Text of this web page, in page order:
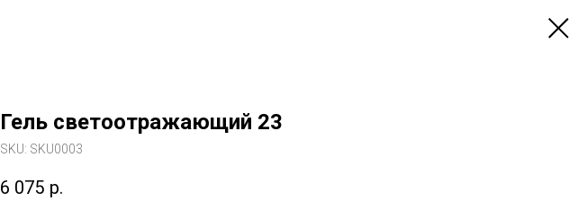
Гель светоотражающий 23
SKU: SKU0003
6 075 р.